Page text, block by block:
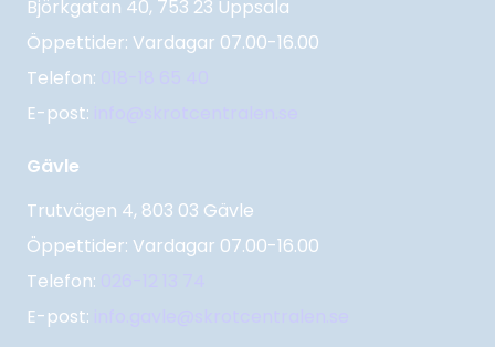
Björkgatan 40, 753 23 Uppsala
Öppettider: Vardagar 07.00-16.00
Telefon:
E-post:
Gävle
Trutvägen 4, 803 03 Gävle
Öppettider: Vardagar 07.00-16.00
Telefon:
E-post: